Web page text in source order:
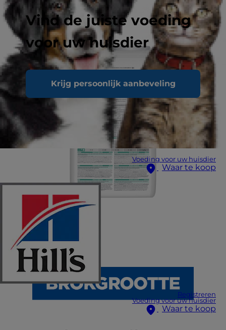
Vind de juiste voeding
voor uw huisdier
Krijg persoonlijk aanbeveling
Voeding voor uw huisdier
Waar te koop
Registreren
Voeding voor uw huisdier
Waar te koop